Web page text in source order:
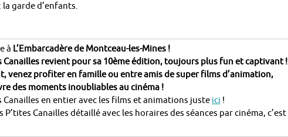
garde d’enfants.
à L’Embarcadère de Montceau-les-Mines !
Canailles revient pour sa 10ème édition, toujours plus fun et captivant !
venez profiter en famille ou entre amis de super films d’animation,
des moments inoubliables au cinéma !
Canailles en entier avec les films et animations juste ici !
Canailles détaillé avec les horaires des séances par cinéma, c’est